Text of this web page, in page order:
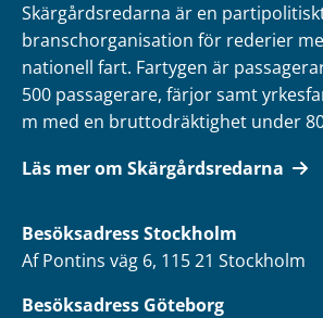
Skärgårdsredarna är en
branschorganisation för rederier
nationell fart. Fartygen är
500 passagerare, färjor samt
m med en bruttodräktighet under
Läs mer om Skärgårdsredarna
BesöksadressStockholm
Af Pontins väg 6, 115 21 Stockholm
Besöksadress Göteborg